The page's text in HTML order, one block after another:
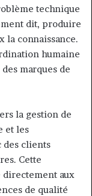
technique
dit, produire
la connaissance.
humaine
marques de
la gestion de
et les
des clients
Cette
directement aux
de qualité